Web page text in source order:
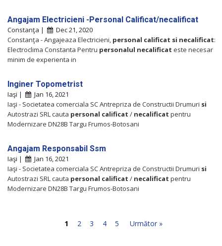
Angajam Electricieni -Personal Calificat/necalificat
Constanţa |
Dec 21, 2020
Constanţa - Angajeaza Electricieni, personal calificat si necalificat:
Electroclima Constanta Pentru personalul necalificat este necesar
minim de experienta in
Inginer Topometrist
Iaşi |
Jan 16, 2021
Iaşi - Societatea comerciala SC Antrepriza de Constructii Drumuri si
Autostrazi SRL cauta personal calificat / necalificat pentru
Modernizare DN28B Targu Frumos-Botosani
Angajam Responsabil Ssm
Iaşi |
Jan 16, 2021
Iaşi - Societatea comerciala SC Antrepriza de Constructii Drumuri si
Autostrazi SRL cauta personal calificat / necalificat pentru
Modernizare DN28B Targu Frumos-Botosani
1 2 3 4 5 Următor »